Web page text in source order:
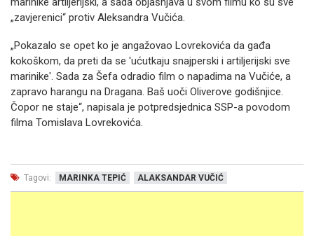
„zavjerenici“ protiv Aleksandra Vučića.
„Pokazalo se opet ko je angažovao Lovrekovića da gađa
kokoškom, da preti da se 'ućutkaju snajperski i artiljerijski sve
marinike'. Sada za Šefa odradio film o napadima na Vučiće, a
zapravo harangu na Dragana. Baš uoči Oliverove godišnjice.
Čopor ne staje“, napisala je potpredsjednica SSP-a povodom
filma Tomislava Lovrekovića.
Tagovi: MARINKA TEPIĆ ALAKSANDAR VUČIĆ